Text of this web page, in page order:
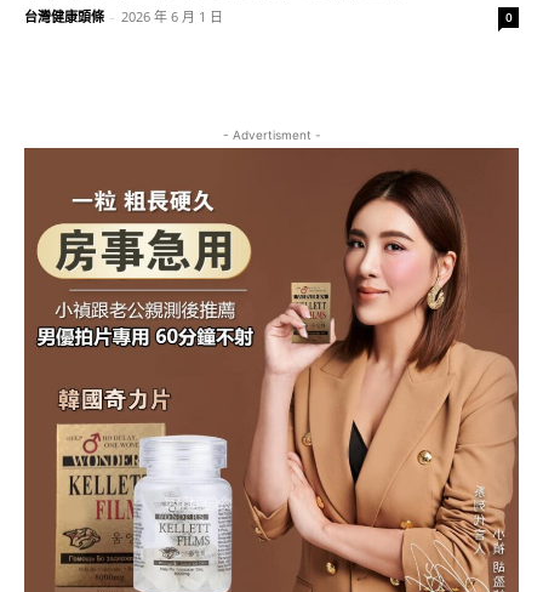
台灣健康頭條 - 2026 年 6 月 1 日 0
- Advertisment -